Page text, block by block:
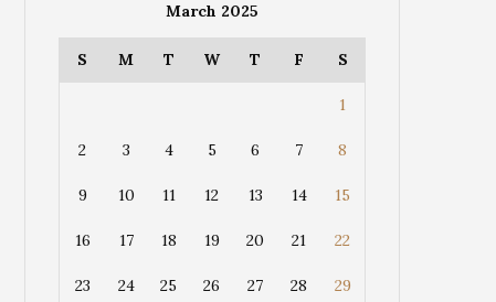
March 2025
S M T W T F S
1
2 3 4 5 6 7 8
9 10 11 12 13 14 15
16 17 18 19 20 21 22
23 24 25 26 27 28 29